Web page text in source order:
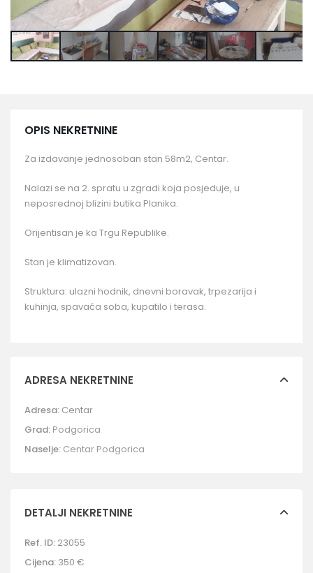
OPIS NEKRETNINE
Za izdavanje jednosoban stan 58m2, Centar.
Nalazi se na 2. spratu u zgradi koja posjeduje, u
neposrednoj blizini butika Planika.
Orijentisan je ka Trgu Republike.
Stan je klimatizovan.
Struktura: ulazni hodnik, dnevni boravak, trpezarija i
kuhinja, spavaća soba, kupatilo i terasa.
ADRESA NEKRETNINE
Adresa: Centar
Grad: Podgorica
Naselje: Centar Podgorica
DETALJI NEKRETNINE
Ref. ID: 23055
Cijena: 350 €